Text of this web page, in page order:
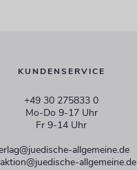
KUNDENSERVICE
+49 30 275833 0
Mo-Do 9-17 Uhr
Fr 9-14 Uhr
allgemeine.de
allgemeine.de